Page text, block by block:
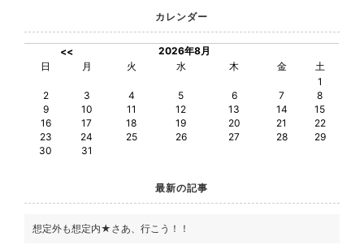
カレンダー
<<
2026年8月
日
月 火 水 木 金
土
1
2
3 4 5 6 7
8
9
10 11 12 13 14
15
16
17 18 19 20 21
22
23
24 25 26 27 28
29
30
31
最新の記事
想定外も想定内★さあ、行こう！！